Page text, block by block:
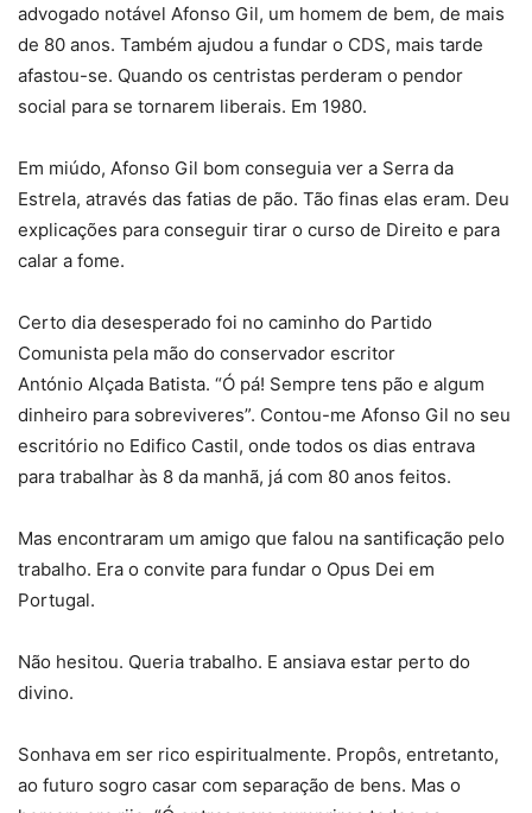
advogado notável Afonso Gil, um homem de bem, de mais
de 80 anos. Também ajudou a fundar o CDS, mais tarde
afastou-se. Quando os centristas perderam o pendor
social para se tornarem liberais. Em 1980.
Em miúdo, Afonso Gil bom conseguia ver a Serra da
Estrela, através das fatias de pão. Tão finas elas eram. Deu
explicações para conseguir tirar o curso de Direito e para
calar a fome.
Certo dia desesperado foi no caminho do Partido
Comunista pela mão do conservador escritor
António Alçada Batista. “Ó pá! Sempre tens pão e algum
dinheiro para sobreviveres”. Contou-me Afonso Gil no seu
escritório no Edifico Castil, onde todos os dias entrava
para trabalhar às 8 da manhã, já com 80 anos feitos.
Mas encontraram um amigo que falou na santificação pelo
trabalho. Era o convite para fundar o Opus Dei em
Portugal.
Não hesitou. Queria trabalho. E ansiava estar perto do
divino.
Sonhava em ser rico espiritualmente. Propôs, entretanto,
ao futuro sogro casar com separação de bens. Mas o